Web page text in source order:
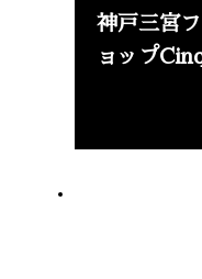
神戸三宮
ョップ